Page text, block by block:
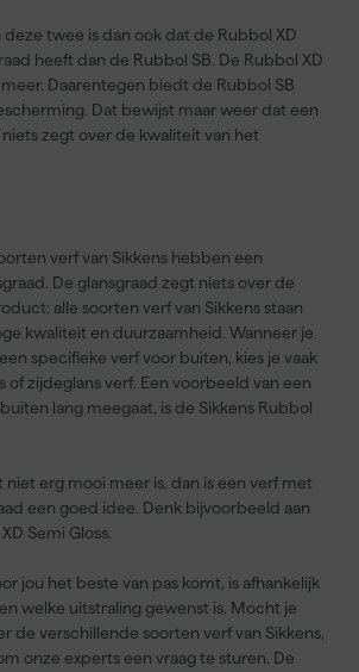
twee is dan ook dat de Rubbol XD
heeft dan de Rubbol SB. De Rubbol XD
Daarentegen biedt de Rubbol SB
Dat bewijst maar weer dat een
zegt over de kwaliteit van het
verf van Sikkens hebben een
De glansgraad zegt niets over de
alle soorten verf van Sikkens staan
kwaliteit en duurzaamheid. Wanneer je
specifieke verf voor buiten, kies je vaak
of zijdeglans verf. Een voorbeeld van een
lang meegaat, is de Sikkens Rubbol
niet erg mooi meer is, dan is een verf met
een goed idee. Denk bijvoorbeeld aan
Semi Gloss.
jou het beste van pas komt, is afhankelijk
welke uitstraling gewenst is. Mocht je
de verschillende soorten verf van Sikkens,
onze experts een vraag te sturen. De